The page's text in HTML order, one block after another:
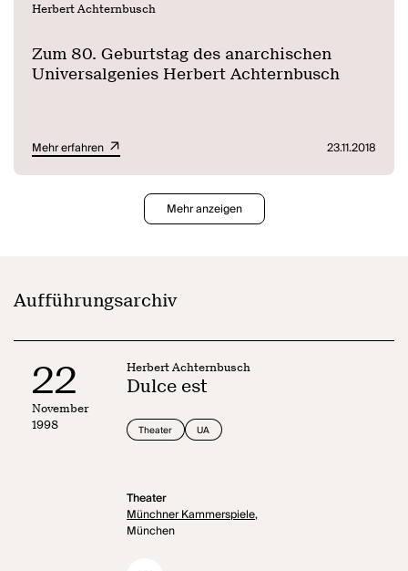
Herbert Achternbusch
Zum 80. Geburtstag des anarchischen
Universalgenies Herbert Achternbusch
Mehr erfahren 23.11.2018
Mehr anzeigen
Aufführungsarchiv
22
November
1998
Herbert Achternbusch
Dulce est
Theater UA
Theater
Münchner Kammerspiele,
München